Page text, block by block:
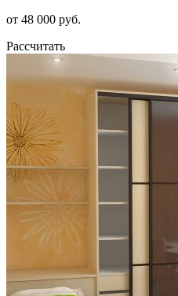
от 48 000 руб.
Рассчитать